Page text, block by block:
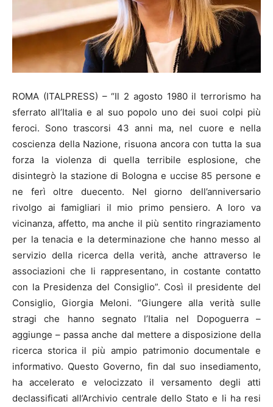
ROMA (ITALPRESS) – “Il 2 agosto 1980 il terrorismo ha
sferrato all’Italia e al suo popolo uno dei suoi colpi più
feroci. Sono trascorsi 43 anni ma, nel cuore e nella
coscienza della Nazione, risuona ancora con tutta la sua
forza la violenza di quella terribile esplosione, che
disintegrò la stazione di Bologna e uccise 85 persone e
ne ferì oltre duecento. Nel giorno dell’anniversario
rivolgo ai famigliari il mio primo pensiero. A loro va
vicinanza, affetto, ma anche il più sentito ringraziamento
per la tenacia e la determinazione che hanno messo al
servizio della ricerca della verità, anche attraverso le
associazioni che li rappresentano, in costante contatto
con la Presidenza del Consiglio”. Così il presidente del
Consiglio, Giorgia Meloni. “Giungere alla verità sulle
stragi che hanno segnato l’Italia nel Dopoguerra –
aggiunge – passa anche dal mettere a disposizione della
ricerca storica il più ampio patrimonio documentale e
informativo. Questo Governo, fin dal suo insediamento,
ha accelerato e velocizzato il versamento degli atti
declassificati all’Archivio centrale dello Stato e li ha resi